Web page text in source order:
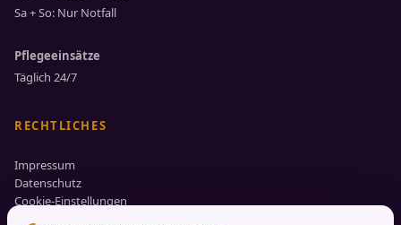
Sa + So: Nur Notfall
Pflegeeinsätze
Täglich 24/7
RECHTLICHES
Impressum
Datenschutz
Cookie-Einstellungen